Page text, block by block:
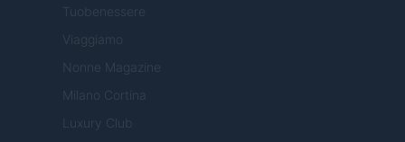
Tuobenessere
Viaggiamo
Nonne Magazine
Milano Cortina
Luxury Club